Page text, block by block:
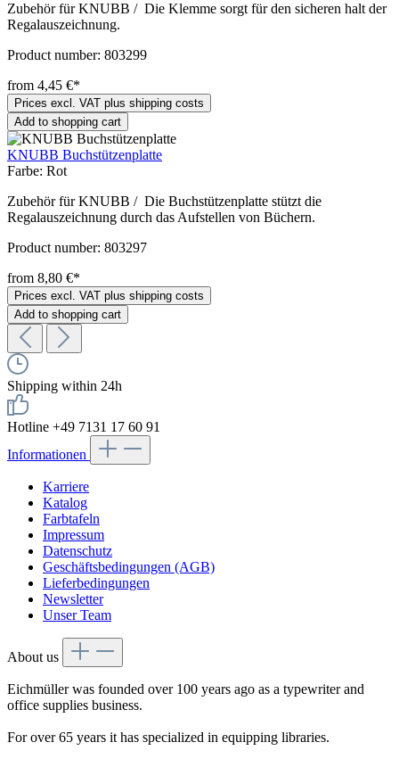
Zubehör für KNUBB / Die Klemme sorgt für den sicheren halt der
Regalauszeichnung.
Product number: 803299
from 4,45 €*
Prices excl. VAT plus shipping costs
Add to shopping cart
KNUBB Buchstützenplatte
Farbe: Rot
Zubehör für KNUBB / Die Buchstützenplatte stützt die
Regalauszeichnung durch das Aufstellen von Büchern.
Product number: 803297
from 8,80 €*
Prices excl. VAT plus shipping costs
Add to shopping cart
Shipping within 24h
Hotline +49 7131 17 60 91
Informationen
Karriere
Katalog
Farbtafeln
Impressum
Datenschutz
Geschäftsbedingungen (AGB)
Lieferbedingungen
Newsletter
Unser Team
About us
Eichmüller was founded over 100 years ago as a typewriter and
office supplies business.
For over 65 years it has specialized in equipping libraries.